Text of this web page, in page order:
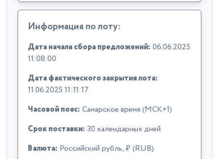
Информация по лоту:
Дата начала сбора предложений: 06.06.2025
11:08:00
Дата фактического закрытия лота:
11.06.2025 11:11:17
Часовой пояс: Самарское время (МСК+1)
Срок поставки: 30 календарных дней
Валюта: Российский рубль, ₽ (RUB)